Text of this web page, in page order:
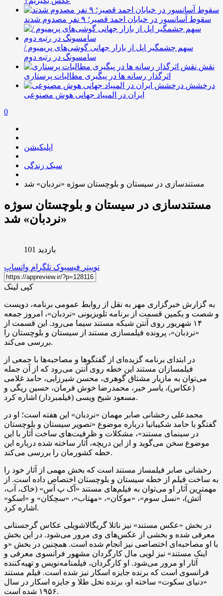
سقوط آسانسور در خیابان احمد قصیر؛ ۹ نفر مصدوم شدند
سهم چشمگیر اپل از بازار جهانی گوشی‌های پریمیوم /
سامسونگ در رتبه دوم
نقش
اثرگذار رسانه ها در پیگیری مطالبات پرستاری
درخشش
ایران در المپیاد جهانی هوش مصنوعی
0
اپلیکیشن
سبک زندگی
مستندسازی در سیستان و بلوچستان سوژه «نردبان» شد
مستندسازی در سیستان و بلوچستان سوژه
«نردبان» شد
بازدید 101
توییتر فیسبوک تلگرام واتساپ
کپی لینک
به گزارش خبرگزاری مهر به نقل از روابط عمومی برنامه‌، دویست
و شصت و یکمین قسمت از برنامه تلویزیونی «نردبان»، امروز جمعه
۱۴ شهریور روی آنتن شبکه‌ مستند سیما می‌رود. این قسمت از
«نردبان»، پرونده فیلمسازی مستند از سیستان و بلوچستان را
بررسی می‌کند.
در ابتدای برنامه گزیده‌ای از گفتگوها و مصاحبه‌ها با جمعی از
فیلمسازان مستند این خطه روی آنتن می‌رود که از آن جمله
می‌توان به مازیار مشتاق گوهری، محسن شیرزایی، حامد غلامی
(عکاس)، یاسر خیر، محمدرضا خوش فرمان، حسین ریگی و
مسعود شیخ ویسی (فیلمبردار) اشاره کرد.
محمدعلی رخشانی صابر مهمان «نردبان» این هفته است؛ او در
گفتگو با حامد شکیبانیا درباره موضوع «تصویر سیستان و بلوچستان
در سینمای مستند»، مشکلات و ظرفیت‌های ساخت آثار با این
موضوع سخن می‌گوید و از این دریچه، آثار ساخته شده درباره‌ این
خطه‌ کشورمان را بررسی می‌کند.
رخشانی صابر فیلمساز مستند است که بخش مهمی از آثار خود را
به ساخت فیلم از خطه سیستان و بلوچستان اختصاص داده است. از
مهمترین آثار او می‌توان به فیلم‌های مستند «آک پ آس» (خاک، آب،
آتش)، «نسل سوم»، «موکان»، «مهتاب»، «سچکان» و «اسکو»
اشاره کرد.
در بخش «عکس مستند» نیز ناتلا گریگالاشویلی عکاس گرجستانی
معرفی شده و بخشی از عکس‌های وی مرور می‌شود. در این بخش
با او مصاحبه‌ای اختصاصی نیز انجام شده است. همچنین در بخش «و
اینک مستند» نیز لویی مال کارگردان مشهور فرانسوی معرفی و
آثار او مرور می‌شود. او کارگردان، فیلمنامه‌نویس و تهیه‌کننده
فرانسوی است که برنده جایزه‌ اسکار نیز شده است. فیلم مستند
«دنیای سکوت» ساخته او، برنده‌ نخل طلا و جایزه‌ اسکار در سال
۱۹۵۶ شده است.